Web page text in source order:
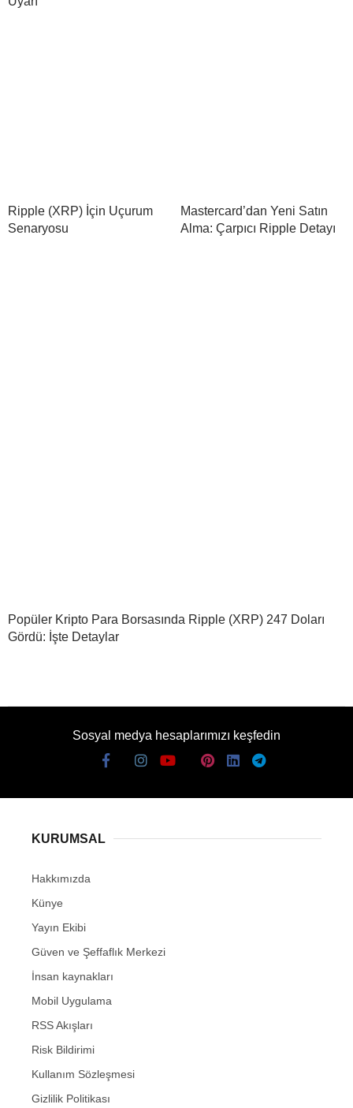
Ripple (XRP) İçin Uçurum
Senaryosu
Mastercard’dan Yeni Satın
Alma: Çarpıcı Ripple Detayı
Popüler Kripto Para Borsasında Ripple (XRP) 247 Doları
Gördü: İşte Detaylar
Sosyal medya hesaplarımızı keşfedin
KURUMSAL
Hakkımızda
Künye
Yayın Ekibi
Güven ve Şeffaflık Merkezi
İnsan kaynakları
Mobil Uygulama
RSS Akışları
Risk Bildirimi
Kullanım Sözleşmesi
Gizlilik Politikası